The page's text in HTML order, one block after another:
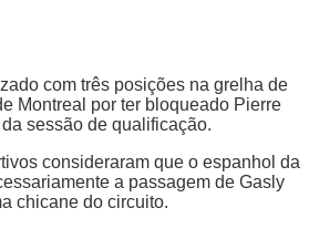
com três posições na grelha de
Montreal por ter bloqueado Pierre
sessão de qualificação.
consideraram que o espanhol da
a passagem de Gasly
chicane do circuito.